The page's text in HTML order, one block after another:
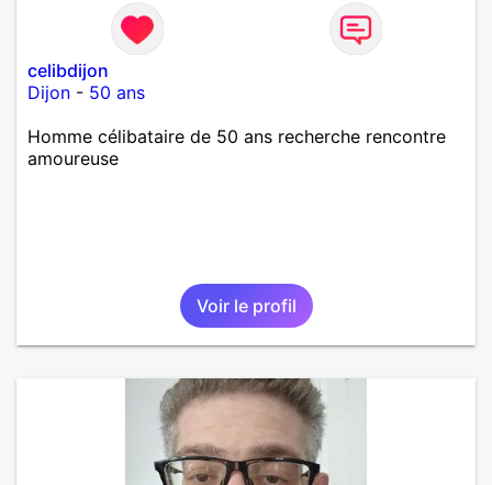
celibdijon
Dijon - 50 ans
Homme célibataire de 50 ans recherche rencontre
amoureuse
Voir le profil